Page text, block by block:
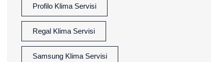
Profilo Klima Servisi
Regal Klima Servisi
Samsung Klima Servisi